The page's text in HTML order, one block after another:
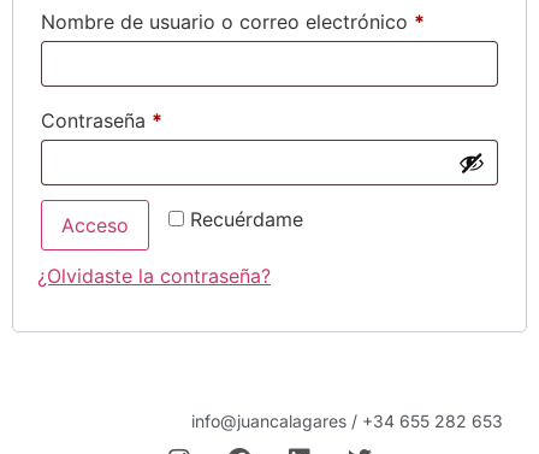
Nombre de usuario o correo electrónico *
Contraseña *
Recuérdame
Acceso
¿Olvidaste la contraseña?
info@juancalagares / +34 655 282 653